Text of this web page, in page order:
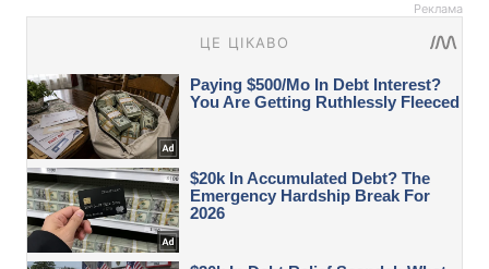
Реклама